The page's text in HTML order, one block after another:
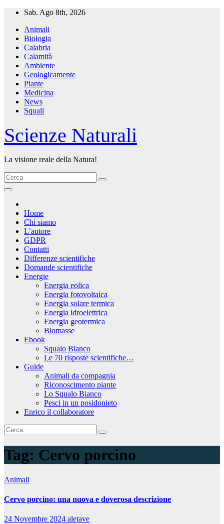
Salta
contenuto
Sab. Ago 8th, 2026
Animali
Biologia
Calabria
Calamità
Ambiente
Geologicamente
Piante
Medicina
News
Squali
Scienze Naturali
La visione reale della Natura!
Home
Chi siamo
L’autore
GDPR
Contatti
Differenze scientifiche
Domande scientifiche
Energie
Energia eolica
Energia fotovoltaica
Energia solare termica
Energia idroelettrica
Energia geotermica
Biomasse
Ebook
Squalo Bianco
Le 70 risposte scientifiche…
Guide
Animali da compagnia
Riconoscimento piante
Lo Squalo Bianco
Pesci in un posidonieto
Enrico il collaboratore
Tag: Cervo porcino
Animali
Cervo porcino: una nuova e doverosa descrizione
24 Novembre 2024 aletave